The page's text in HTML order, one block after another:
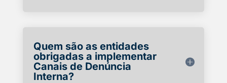
Quem são as entidades
obrigadas a implementar
Canais de Denúncia
Interna?